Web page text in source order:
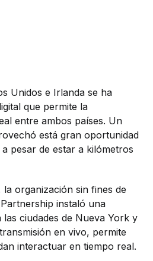
Unidos e Irlanda se ha
que permite la
entre ambos países. Un
está gran oportunidad
pesar de estar a kilómetros
la organización sin fines de
instaló una
ciudades de Nueva York y
en vivo, permite
interactuar en tiempo real.